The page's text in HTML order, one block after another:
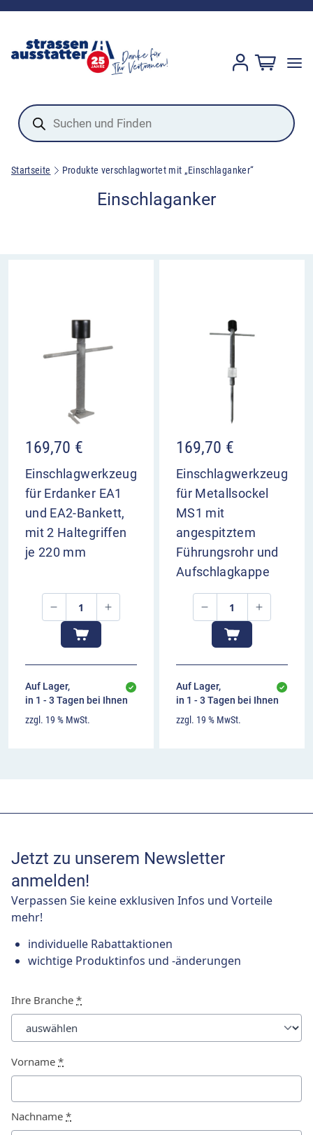
Products
search
Startseite Produkte verschlagwortet mit „Einschlaganker“
Einschlaganker
169,70 €
Einschlagwerkzeug
für Erdanker EA1
und EA2-Bankett,
mit 2 Haltegriffen
je 220 mm
Auf Lager,
in 1 - 3 Tagen bei Ihnen
zzgl. 19 % MwSt.
169,70 €
Einschlagwerkzeug
für Metallsockel
MS1 mit
angespitztem
Führungsrohr und
Aufschlagkappe
Auf Lager,
in 1 - 3 Tagen bei Ihnen
zzgl. 19 % MwSt.
Jetzt zu unserem Newsletter
anmelden!
Verpassen Sie keine exklusiven Infos und Vorteile
mehr!
individuelle Rabattaktionen
wichtige Produktinfos und -änderungen
Ihre Branche *
Vorname *
Nachname *